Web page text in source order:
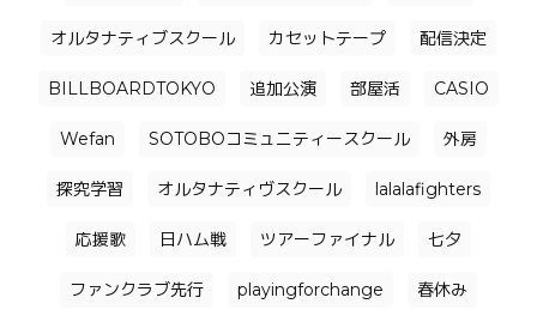
オルタナティブスクール カセットテープ 配信決定
BILLBOARDTOKYO 追加公演 部屋活 CASIO
Wefan SOTOBOコミュニティースクール 外房
探究学習 オルタナティヴスクール lalalafighters
応援歌 日ハム戦 ツアーファイナル 七夕
ファンクラブ先行 playingforchange 春休み